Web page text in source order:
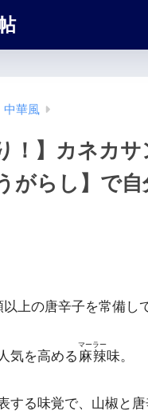
中華風
！】カネカ
がらし】で
以上の唐辛子を常備し
気を高める 麻辣
マーラー
味。
する味覚で、山椒と